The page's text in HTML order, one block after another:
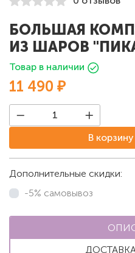
БОЛЬШАЯ
ИЗ ШАРОВ
Товар в наличии
11 490 ₽
В корзину
Дополнительные скидки:
-5% самовывоз